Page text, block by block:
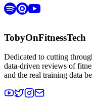
TobyOnFitnessTech
Dedicated to cutting
data-driven reviews of
and the real training data